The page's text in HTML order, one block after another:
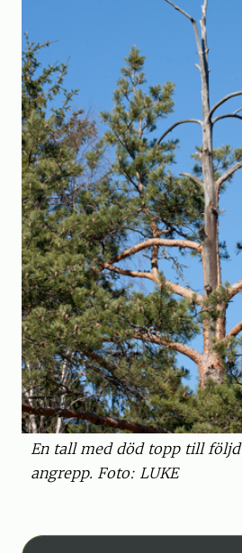
En tall med död topp till
angrepp. Foto: LUKE